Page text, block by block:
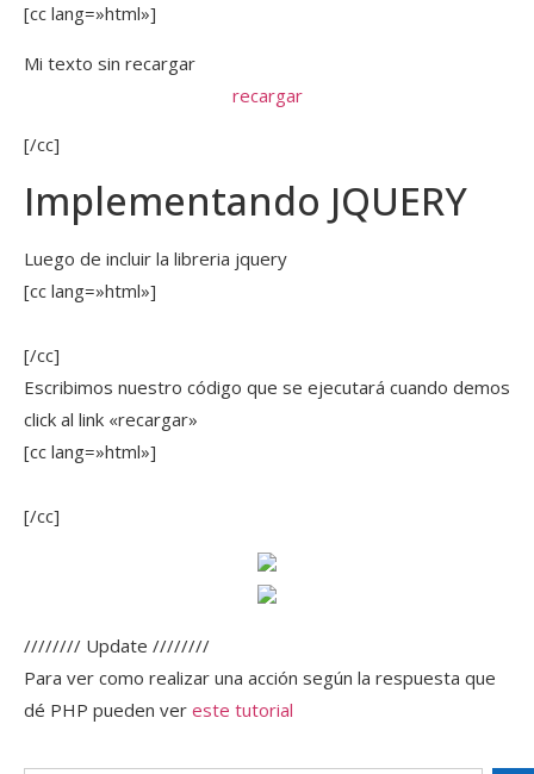
[cc lang=»html»]
Mi texto sin recargar
recargar
[/cc]
Implementando JQUERY
Luego de incluir la libreria jquery
[cc lang=»html»]
[/cc]
Escribimos nuestro código que se ejecutará cuando demos
click al link «recargar»
[cc lang=»html»]
[/cc]
//////// Update ////////
Para ver como realizar una acción según la respuesta que
dé PHP pueden ver este tutorial